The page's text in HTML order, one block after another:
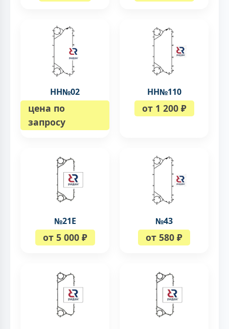
НН№02
цена по
запросу
НН№110
от 1 200 ₽
№21Е
от 5 000 ₽
№43
от 580 ₽